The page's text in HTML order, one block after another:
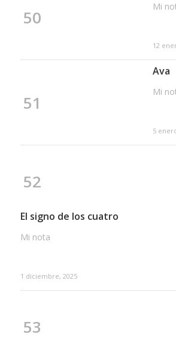
50 Mi
12
51
Ava
Mi
5
52
El signo de los cuatro
Mi nota
1 diciembre, 2025
53